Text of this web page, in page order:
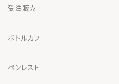
受注販売
メガネカフ
クリスマスコフレ
ボトルカフ
ペンレスト